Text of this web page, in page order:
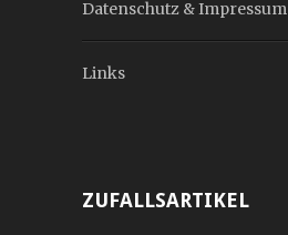
Datenschutz & Impressum
Links
ZUFALLSARTIKEL